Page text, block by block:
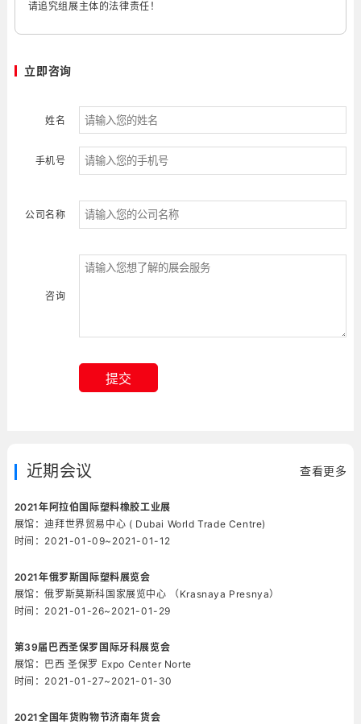
请追究组展主体的法律责任！
立即咨询
姓名
手机号
公司名称
咨询
提交
近期会议 查看更多
2021年阿拉伯国际塑料橡胶工业展
展馆：迪拜世界贸易中心 ( Dubai World Trade Centre)
时间：2021-01-09~2021-01-12
2021年俄罗斯国际塑料展览会
展馆：俄罗斯莫斯科国家展览中心 （Krasnaya Presnya）
时间：2021-01-26~2021-01-29
第39届巴西圣保罗国际牙科展览会
展馆：巴西 圣保罗 Expo Center Norte
时间：2021-01-27~2021-01-30
2021全国年货购物节济南年货会